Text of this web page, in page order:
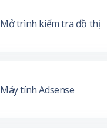
Mở trình kiểm tra đồ thị
Máy tính Adsense